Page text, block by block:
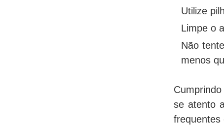
Utilize
Limpe o
Não
menos
se atento
frequentes